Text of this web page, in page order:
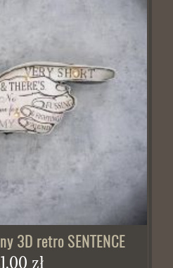
3D retro SENTENCE
zł